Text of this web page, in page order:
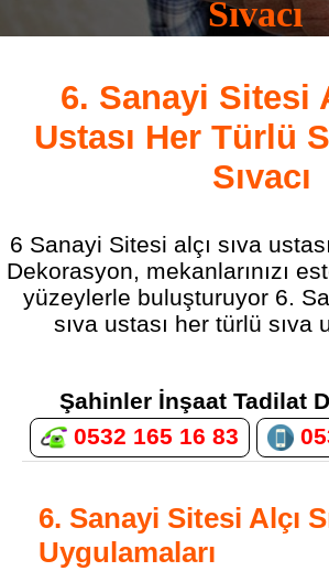
Sıvacı
0532 165 16
6. Sanayi Sitesi
Ustası Her Türlü
Sıvacı
6 Sanayi Sitesi alçı sıva
Dekorasyon, mekanlarınızı
yüzeylerle buluşturuyor 6.
sıva ustası her türlü sıva
Şahinler İnşaat Tadilat
0532 165 16 83
6. Sanayi Sitesi Alçı
Uygulamaları